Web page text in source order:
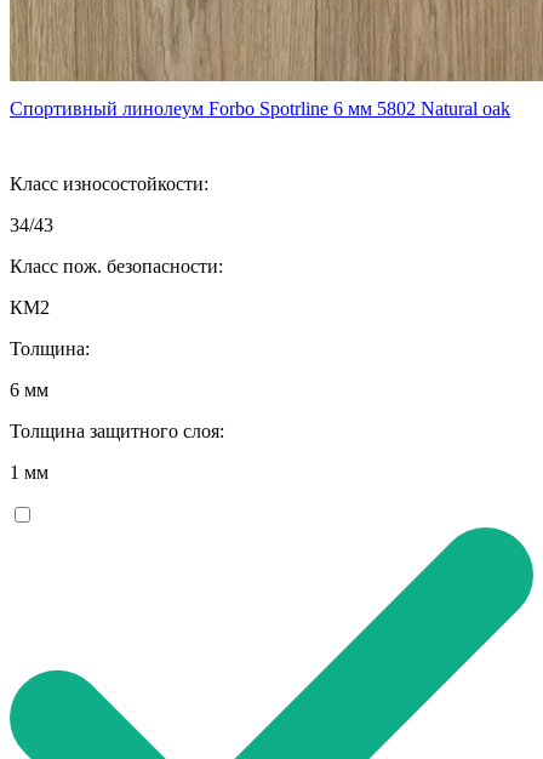
Спортивный линолеум Forbo Spotrline 6 мм 5802 Natural oak
Класс износостойкости:
34/43
Класс пож. безопасности:
КМ2
Толщина:
6 мм
Толщина защитного слоя:
1 мм